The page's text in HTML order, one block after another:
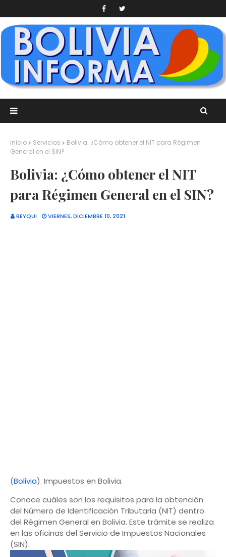
Inicio Servicios
Bolivia: ¿Cómo obtener el NIT para Régimen
General en el SIN?
Bolivia: ¿Cómo obtener el NIT
para Régimen General en el SIN?
REYQUI VIERNES, DICIEMBRE 10, 2021
(Bolivia). Impuestos en Bolivia.
Conoce cuáles son los requisitos para la obtención
del Número de Identificación Tributaria (NIT) dentro
del Régimen General en Bolivia. Este trámite se realiza
en las oficinas del Servicio de Impuestos Nacionales
(SIN).